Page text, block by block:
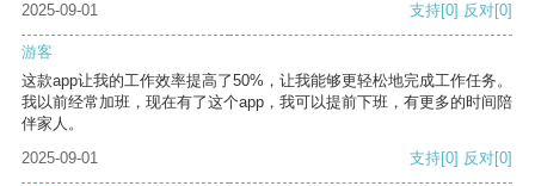
2025-09-01
支持[0] 反对[0]
游客
这款app让我的工作效率提高了50%，让我能够更轻松地完成工作任务。
我以前经常加班，现在有了这个app，我可以提前下班，有更多的时间陪
伴家人。
2025-09-01
支持[0] 反对[0]